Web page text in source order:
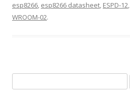
esp8266, esp8266 datasheet, ESPD-12,
WROOM-02.